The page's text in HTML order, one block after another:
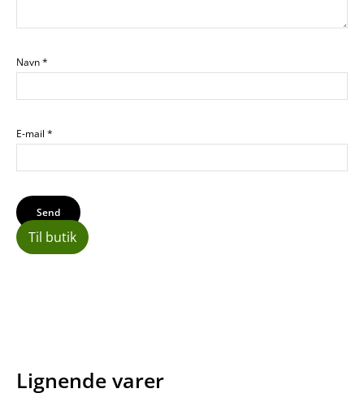
Navn*
E-mail *
Til butik
Lignende varer